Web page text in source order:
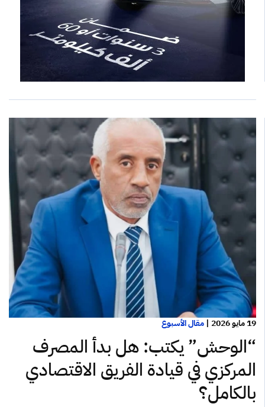
19 مايو 2026 | مقال الأسبوع
“الوحش” يكتب: هل بدأ المصرف
المركزي في قيادة الفريق الاقتصادي
بالكامل؟